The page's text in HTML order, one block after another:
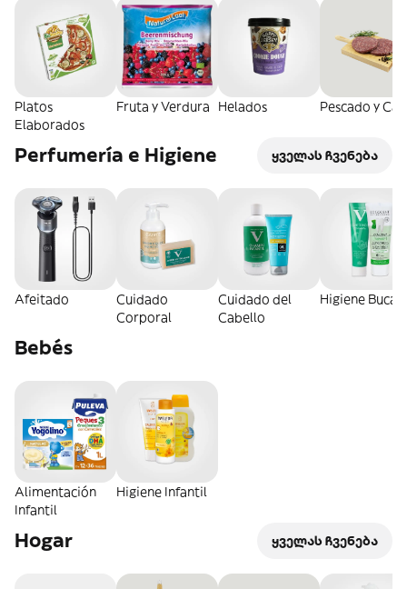
Platos
Elaborados
Fruta y Verdura Helados Pescado y
Perfumería e Higiene ყველას ჩვენება
Afeitado
Cuidado
Corporal
Cuidado del
Cabello
Higiene Bucal
Bebés
Alimentación
Infantil
Higiene Infantil
Hogar ყველას ჩვენება